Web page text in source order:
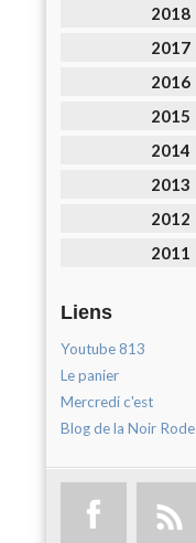
2018
2017
2016
2015
2014
2013
2012
2011
Liens
Youtube 813
Le panier
Mercredi c'est
Blog de la Noir Rode